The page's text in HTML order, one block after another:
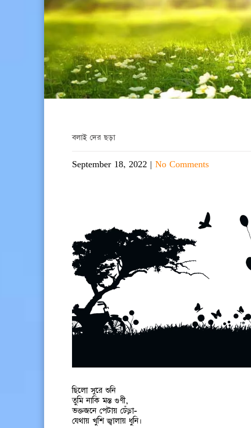
বলাই দের ছড়া
September 18, 2022 | No Comments
ছিলো সুরে শুনি
তুমি নাকি মস্ত গুণী,
ভক্তজনে পেটায় ঢেঁড়া-
যেথায় খুশি জ্বালায় ধুনি।